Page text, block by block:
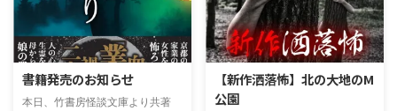
書籍発売のお知らせ
本日、竹書房怪談文庫より共著
【新作洒落怖】北の大地のM
公園